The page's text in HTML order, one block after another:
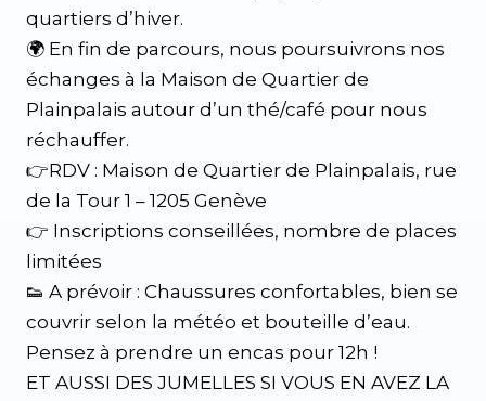
quartiers d’hiver.
🌍 En fin de parcours, nous poursuivrons nos
échanges à la Maison de Quartier de
Plainpalais autour d’un thé/café pour nous
réchauffer.
👉RDV : Maison de Quartier de Plainpalais, rue
de la Tour 1 – 1205 Genève
👉 Inscriptions conseillées, nombre de places
limitées
👟 A prévoir : Chaussures confortables, bien se
couvrir selon la météo et bouteille d’eau.
Pensez à prendre un encas pour 12h !
ET AUSSI DES JUMELLES SI VOUS EN AVEZ LA